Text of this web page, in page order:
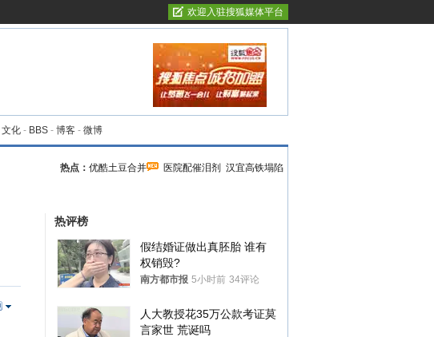
欢迎入驻搜狐媒体平台
文化 - BBS - 博客 - 微博
热点： 优酷土豆合并 医院配催泪剂 汉宜高铁塌陷
热评榜
假结婚证做出真胚胎 谁有
权销毁?
南方都市报 5小时前 34评论
人大教授花35万公款考证莫
言家世 荒诞吗